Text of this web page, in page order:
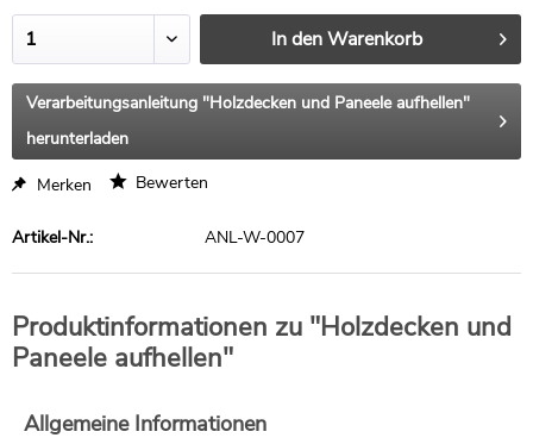
In denWarenkorb
Verarbeitungsanleitung "Holzdecken und Paneele aufhellen"
herunterladen
Merken Bewerten
Artikel-Nr.: ANL-W-0007
Produktinformationen zu "Holzdecken und
Paneele aufhellen"
Allgemeine Informationen